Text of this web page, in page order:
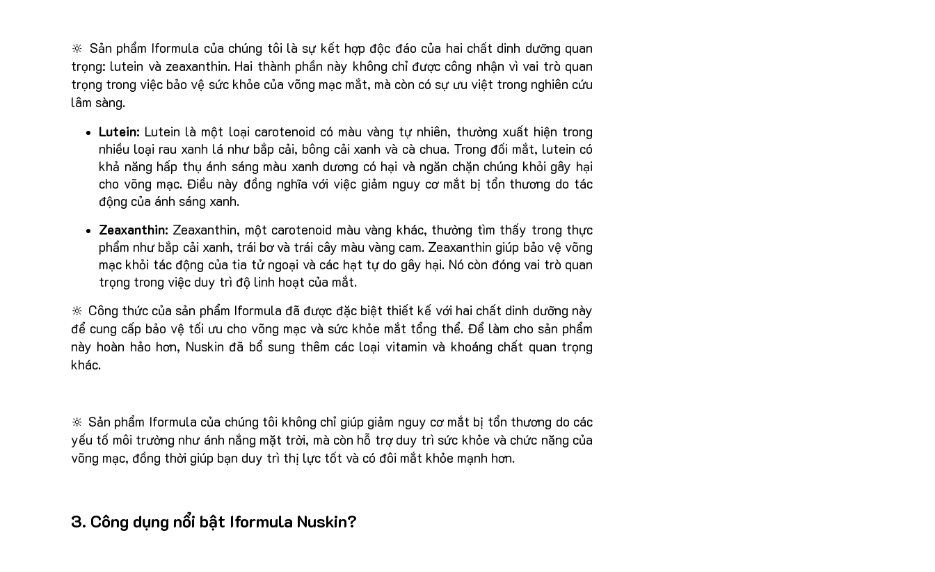
🔆 Sản phẩm Iformula của chúng tôi là sự kết hợp độc đáo của hai chất dinh dưỡng quan
trọng: lutein và zeaxanthin. Hai thành phần này không chỉ được công nhận vì vai trò quan
trọng trong việc bảo vệ sức khỏe của võng mạc mắt, mà còn có sự ưu việt trong nghiên cứu
lâm sàng.
Lutein: Lutein là một loại carotenoid có màu vàng tự nhiên, thường xuất hiện trong
nhiều loại rau xanh lá như bắp cải, bông cải xanh và cà chua. Trong đối mắt, lutein có
khả năng hấp thụ ánh sáng màu xanh dương có hại và ngăn chặn chúng khỏi gây hại
cho võng mạc. Điều này đồng nghĩa với việc giảm nguy cơ mắt bị tổn thương do tác
động của ánh sáng xanh.
Zeaxanthin: Zeaxanthin, một carotenoid màu vàng khác, thường tìm thấy trong thực
phẩm như bắp cải xanh, trái bơ và trái cây màu vàng cam. Zeaxanthin giúp bảo vệ võng
mạc khỏi tác động của tia tử ngoại và các hạt tự do gây hại. Nó còn đóng vai trò quan
trọng trong việc duy trì độ linh hoạt của mắt.
🔆 Công thức của sản phẩm Iformula đã được đặc biệt thiết kế với hai chất dinh dưỡng này
để cung cấp bảo vệ tối ưu cho võng mạc và sức khỏe mắt tổng thể. Để làm cho sản phẩm
này hoàn hảo hơn, Nuskin đã bổ sung thêm các loại vitamin và khoáng chất quan trọng
khác.
🔆 Sản phẩm Iformula của chúng tôi không chỉ giúp giảm nguy cơ mắt bị tổn thương do các
yếu tố môi trường như ánh nắng mặt trời, mà còn hỗ trợ duy trì sức khỏe và chức năng của
võng mạc, đồng thời giúp bạn duy trì thị lực tốt và có đôi mắt khỏe mạnh hơn.
3. Công dụng nổi bật Iformula Nuskin?